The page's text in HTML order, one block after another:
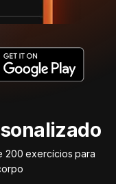
200 exercícios para